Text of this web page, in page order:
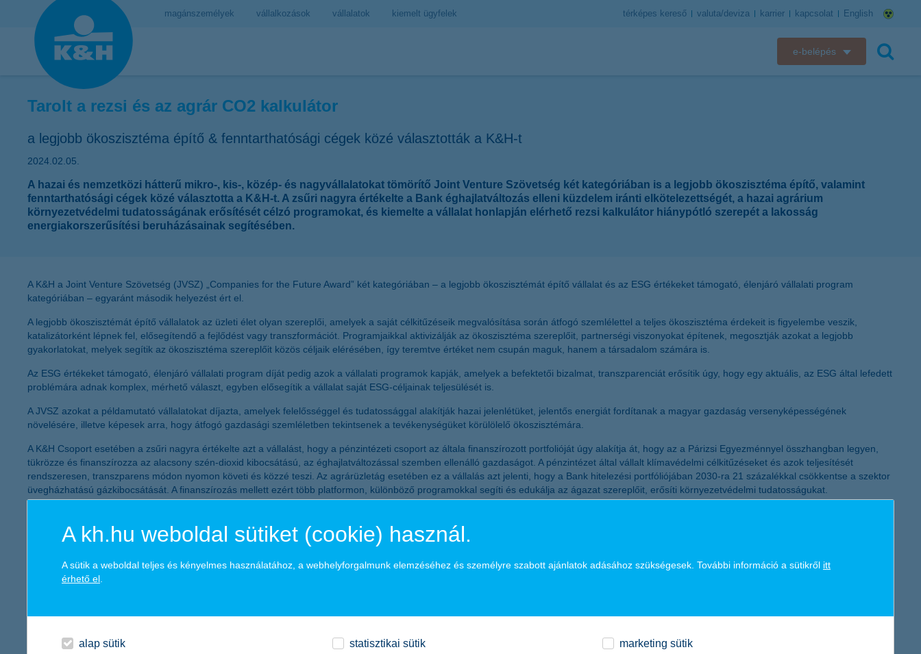
magánszemélyek vállalkozások vállalatok kiemelt ügyfelek térképes kereső valuta/deviza karrier kapcsolat English
e-belépés
K&H web Electra
K&H Biztosító ügyfélportál
K&H e-kártyafelület
K&H token megújítás
Tarolt a rezsi és az agrár CO2 kalkulátor
a legjobb ökoszisztéma építő & fenntarthatósági cégek közé választották a K&H-t
2024.02.05.
A hazai és nemzetközi hátterű mikro-, kis-, közép- és nagyvállalatokat tömörítő Joint Venture Szövetség két kategóriában is a legjobb ökoszisztéma építő, valamint
fenntarthatósági cégek közé választotta a K&H-t. A zsűri nagyra értékelte a Bank éghajlatváltozás elleni küzdelem iránti elkötelezettségét, a hazai agrárium
környezetvédelmi tudatosságának erősítését célzó programokat, és kiemelte a vállalat honlapján elérhető rezsi kalkulátor hiánypótló szerepét a lakosság
energiakorszerűsítési beruházásainak segítésében.
A K&H a Joint Venture Szövetség (JVSZ) „Companies for the Future Award” két kategóriában – a legjobb ökoszisztémát építő vállalat és az ESG értékeket támogató, élenjáró vállalati program
kategóriában – egyaránt második helyezést ért el.
A legjobb ökoszisztémát építő vállalatok az üzleti élet olyan szereplői, amelyek a saját célkitűzéseik megvalósítása során átfogó szemlélettel a teljes ökoszisztéma érdekeit is figyelembe veszik,
katalizátorként lépnek fel, elősegítendő a fejlődést vagy transzformációt. Programjaikkal aktivizálják az ökoszisztéma szereplőit, partnerségi viszonyokat építenek, megosztják azokat a legjobb
gyakorlatokat, melyek segítik az ökoszisztéma szereplőit közös céljaik elérésében, így teremtve értéket nem csupán maguk, hanem a társadalom számára is.
Az ESG értékeket támogató, élenjáró vállalati program díját pedig azok a vállalati programok kapják, amelyek a befektetői bizalmat, transzparenciát erősítik úgy, hogy egy aktuális, az ESG által lefedett
problémára adnak komplex, mérhető választ, egyben elősegítik a vállalat saját ESG-céljainak teljesülését is.
A JVSZ azokat a példamutató vállalatokat díjazta, amelyek felelősséggel és tudatossággal alakítják hazai jelenlétüket, jelentős energiát fordítanak a magyar gazdaság versenyképességének
növelésére, illetve képesek arra, hogy átfogó gazdasági szemléletben tekintsenek a tevékenységüket körülölelő ökoszisztémára.
A K&H Csoport esetében a zsűri nagyra értékelte azt a vállalást, hogy a pénzintézeti csoport az általa finanszírozott portfolióját úgy alakítja át, hogy az a Párizsi Egyezménnyel összhangban legyen,
tükrözze és finanszírozza az alacsony szén-dioxid kibocsátású, az éghajlatváltozással szemben ellenálló gazdaságot. A pénzintézet által vállalt klímavédelmi célkitűzéseket és azok teljesítését
rendszeresen, transzparens módon nyomon követi és közzé teszi. Az agrárüzletág esetében ez a vállalás azt jelenti, hogy a Bank hitelezési portfóliójában 2030-ra 21 százalékkal csökkentse a szektor
üvegházhatású gázkibocsátását. A finanszírozás mellett ezért több platformon, különböző programokkal segíti és edukálja az ágazat szereplőit, erősíti környezetvédelmi tudatosságukat.
keverik össze, így a kisarjadó növények nem csak védik a termőföldet, de hozzájárulnak a biodiverzitás fenntartásához is. A kalkulátor pedig megmutatja, hogy mekkora ÜHG kibocsátása van az adott
gazdaságnak, így támogatva a vállalkozások tudatosságát és fenntartható működését egyaránt. Továbbá kiemelte a 2015-ben elindított K&H a fenntartható agráriumért ösztöndíjpályázatot is, amely
A K&H Csoport jelentősen csökkentette és 100 százalékban ellentételezi a saját működéséből eredő szén-dioxid kibocsátást. A Bank egyre szigorúbb feltételeket támaszt az általa finanszírozott
A JVSZ zsűrije kiemelte a lakossági ingatlanállomány energiahatékonyságának javítását segítő, a Bank honlapján ingyenesen elérhető rezsi kalkulátor (www.kh.hu/rezsi-kalkulator) hiánypótló szerepét,
elérését.
A kh.hu weboldal sütiket (cookie) használ.
A sütik a weboldal teljes és kényelmes használatához, a webhelyforgalmunk elemzéséhez és személyre szabott ajánlatok adásához szükségesek. További információ a sütikről itt
érhető el
alap sütik statisztikai sütik marketing sütik